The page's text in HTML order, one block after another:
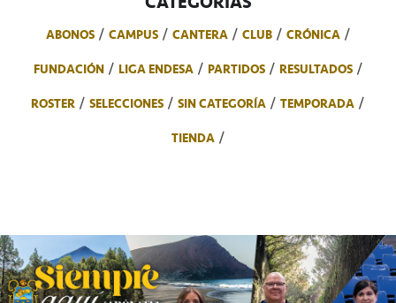
ABONOS CAMPUS CANTERA CLUB
CRÓNICA
FUNDACIÓN
LIGA ENDESA PARTIDOS
RESULTADOS
ROSTER
SELECCIONES SIN CATEGORÍA
TEMPORADA
TIENDA